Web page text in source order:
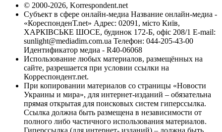
© 2000-2026, Korrespondent.net
Субъект в сфере онлайн-медиа Название онлайн-медиа -
«КореспонденТ.net» Адрес: 02091, місто Київ,
ХАРКІВСЬКЕ ШОСЕ, будинок 172-Б, офіс 208/1 E-mail:
sunlight@mediadim.com.ua Телефон: 044-205-43-00
Идентификатор медиа - R40-06068
Использование любых материалов, размещённых на
сайте, разрешается при условии ссылки на
Корреспондент.net.
При копировании материалов со страницы «Новости
Украины и мира», для интернет-изданий – обязательна
прямая открытая для поисковых систем гиперссылка.
Ссылка должна быть размещена в независимости от
полного либо частичного использования материалов.
Гиперссылка (для интернет- изданий) – должна быть